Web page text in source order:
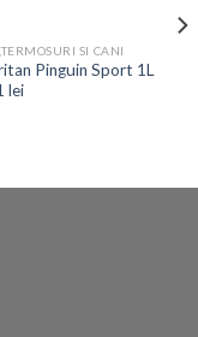
SI CANI
Pinguin Sport 1L
lei